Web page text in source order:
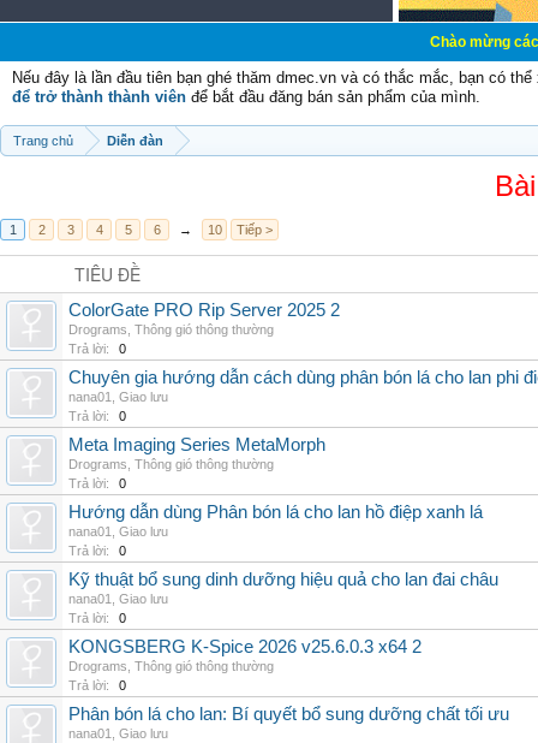
Chào mừng các bạn đến
Nếu đây là lần đầu tiên bạn ghé thăm dmec.vn và có thắc mắc, bạn có
để trở thành thành viên để bắt đầu đăng bán sản phẩm của mình.
Trang chủ Diễn đàn
1 2 3 4 5 6 → 10 Tiếp >
TIÊU ĐỀ
ColorGate PRO Rip Server 2025 2
Drograms Thông gió thông thường
Trả lời:
0
Chuyên gia hướng dẫn cách dùng phân bón lá cho lan phi
nana01
Giao lưu
Trả lời:
0
Meta Imaging Series MetaMorph
Drograms Thông gió thông thường
Trả lời:
0
Hướng dẫn dùng Phân bón lá cho lan hồ điệp xanh lá
nana01
Giao lưu
Trả lời:
0
Kỹ thuật bổ sung dinh dưỡng hiệu quả cho lan đai châu
nana01
Giao lưu
Trả lời:
0
KONGSBERG K-Spice 2026 v25.6.0.3 x64 2
Drograms Thông gió thông thường
Trả lời:
0
Phân bón lá cho lan: Bí quyết bổ sung dưỡng chất tối ưu
nana01
Giao lưu